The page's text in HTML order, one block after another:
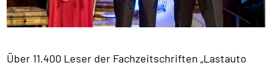
Über 11.400 Leser der Fachzeitschriften „Lastauto